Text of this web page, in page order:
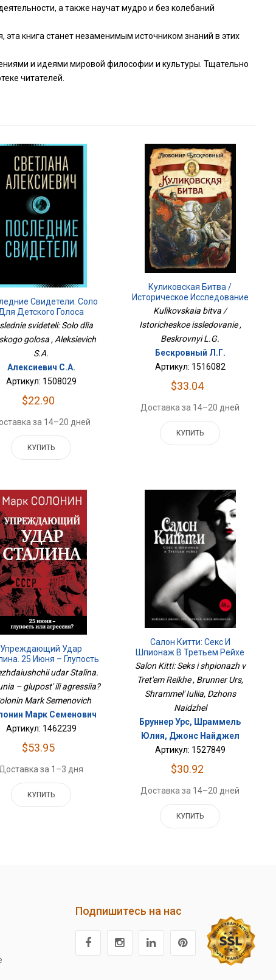
а также научат мудро и без колебаний
эта книга станет незаменимым источником знаний в этих
и идеями мировой философии и культуры. Тщательно
читателей.
Свидетели: Соло
Детского Голоса
svideteli: Solo dlia
golosa , Aleksievich
S.A.
Алексиевич С.А.
Артикул: 1508029
$22.90
за 14–20 дней
КУПИТЬ
Куликовская Битва /
Историческое Исследование
Kulikovskaia bitva /
Istoricheskoe issledovanie ,
Beskrovnyi L.G.
Бескровный Л.Г.
Артикул: 1516082
$33.04
Доставка за 14–20 дней
КУПИТЬ
Упреждающий Удар
25 Июня – Глупость
Или Агрессия?udar Stalina.
– glupost' ili agressiia?
Mark Semenovich
Марк Семенович
Артикул: 1462239
$53.95
Доставка за 1–3 дня
КУПИТЬ
Салон Китти: Секс И
Шпионаж В Третьем Рейхе
Salon Kitti: Seks i shpionazh v
Tret'em Reikhe , Brunner Urs,
Shrammel' Iuliia, Dzhons
Naidzhel
Бруннер Урс, Шраммель
Юлия, Джонс Найджел
Артикул: 1527849
$30.92
Доставка за 14–20 дней
КУПИТЬ
Подпишитесь на нас